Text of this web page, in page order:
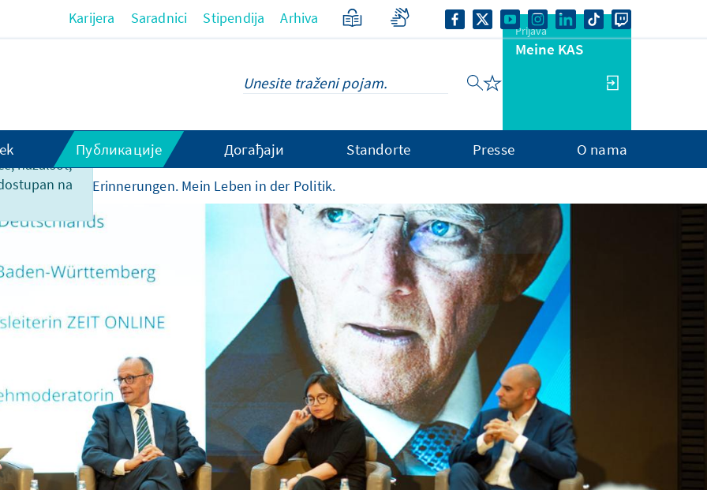
nažalsot,
na
Karijera Saradnici Stipendija Arhiva
Prijava
Meine KAS
Публикације Догађаји Standorte Presse O nama
Erinnerungen. Mein Leben in der Politik.